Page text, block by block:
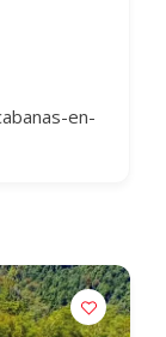
en-